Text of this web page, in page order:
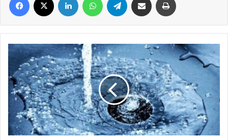
Moradores
Relvado
terão
isenção
da
taxa
de
água